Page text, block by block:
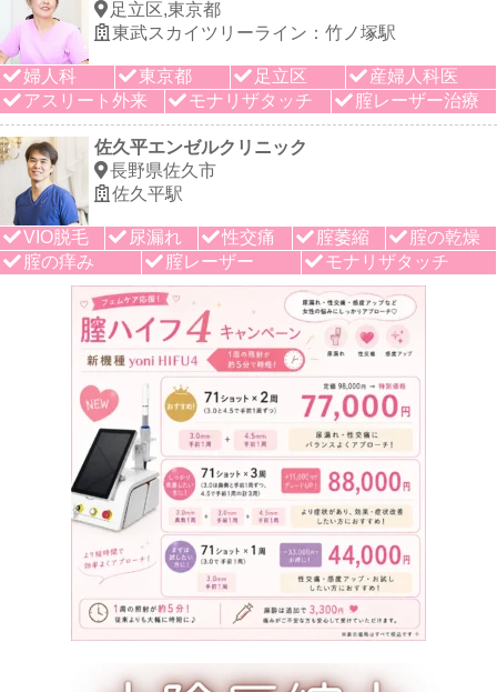
足立区,東京都
東武スカイツリーライン：竹ノ塚駅
婦人科 東京都 足立区
産婦人科医
アスリート外来
モナリザタッチ 腟レーザー治療
佐久平エンゼルクリニック
長野県佐久市
佐久平駅
VIO脱毛 尿漏れ 性交痛 腟萎縮
腟の乾燥
腟の痒み
腟レーザー モナリザタッチ